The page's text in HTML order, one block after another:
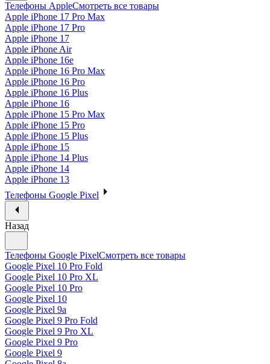
Телефоны AppleСмотреть все товары
Apple iPhone 17 Pro Max
Apple iPhone 17 Pro
Apple iPhone 17
Apple iPhone Air
Apple iPhone 16e
Apple iPhone 16 Pro Max
Apple iPhone 16 Pro
Apple iPhone 16 Plus
Apple iPhone 16
Apple iPhone 15 Pro Max
Apple iPhone 15 Pro
Apple iPhone 15 Plus
Apple iPhone 15
Apple iPhone 14 Plus
Apple iPhone 14
Apple iPhone 13
Телефоны Google Pixel
Назад
Телефоны Google PixelСмотреть все товары
Google Pixel 10 Pro Fold
Google Pixel 10 Pro XL
Google Pixel 10 Pro
Google Pixel 10
Google Pixel 9a
Google Pixel 9 Pro Fold
Google Pixel 9 Pro XL
Google Pixel 9 Pro
Google Pixel 9